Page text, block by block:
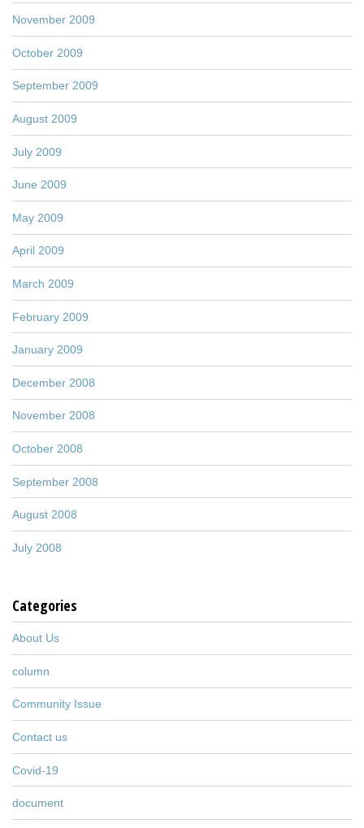
November 2009
October 2009
September 2009
August 2009
July 2009
June 2009
May 2009
April 2009
March 2009
February 2009
January 2009
December 2008
November 2008
October 2008
September 2008
August 2008
July 2008
Categories
About Us
column
Community Issue
Contact us
Covid-19
document